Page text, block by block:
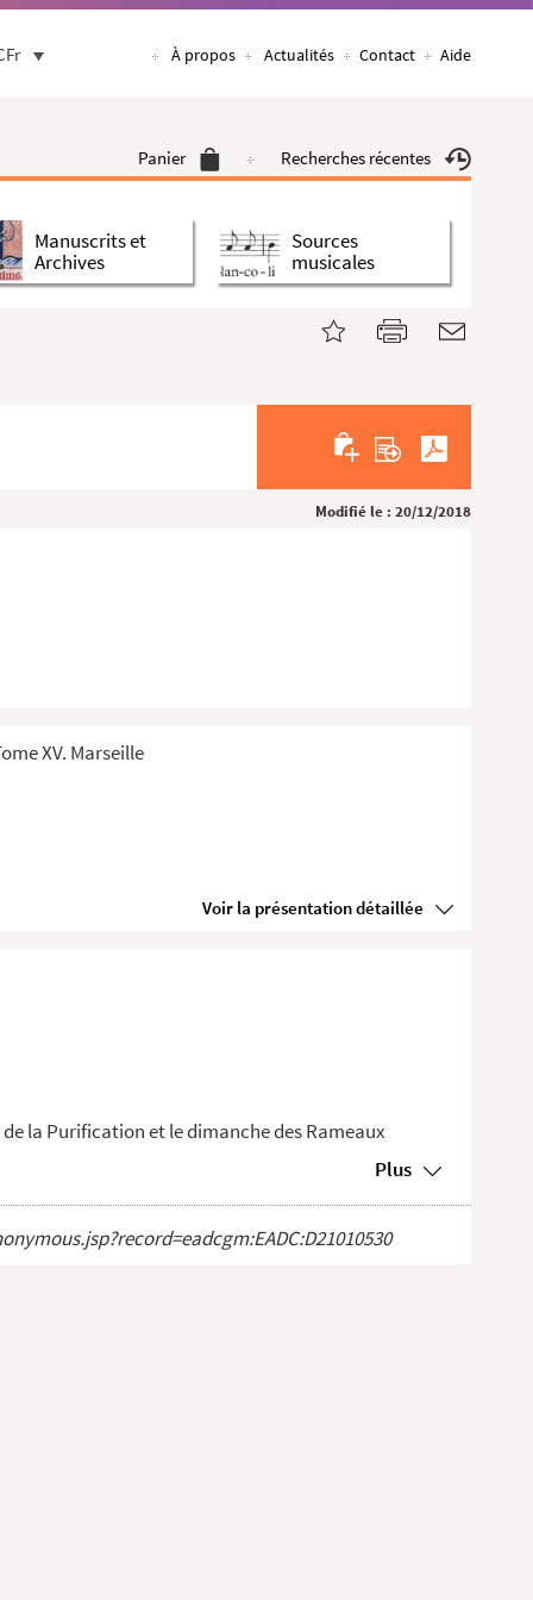
À propos Actualités Contact Aide
Panier Recherches récentes
Manuscrits et
Archives
Sources
musicales
Modifié le : 20/12/2018
XV. Marseille
Voir la présentation détaillée
la Purification et le dimanche des Rameaux
Plus